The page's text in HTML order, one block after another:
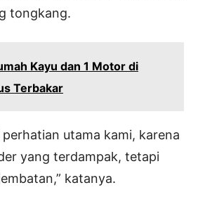
tongkang.
Kayu dan 1 Motor di
Terbakar
utama kami, karena
yang terdampak, tetapi
katanya.